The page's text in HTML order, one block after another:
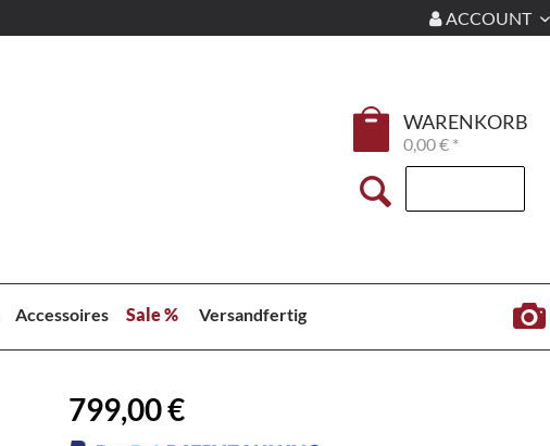
ACCOUNT
WARENKORB
0,00 € *
Accessoires Sale % Versandfertig
799,00 €